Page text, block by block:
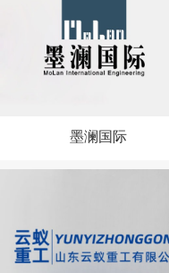
墨澜国际